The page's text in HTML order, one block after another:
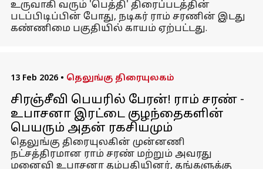
உருவாகி வரும் 'பெத்தி' திரைப்படத்தின்
படப்பிடிப்பின் போது, நடிகர் ராம் சரணின் இடது
கண்ணிமை பகுதியில் காயம் ஏற்பட்டது.
13 Feb 2026 • தெலுங்கு திரையுலகம்
சிரஞ்சீவி பெயரில் பேரன்! ராம் சரண் -
உபாசனா இரட்டை குழந்தைகளின்
பெயரும் அதன் ரகசியமும்
தெலுங்கு திரையுலகின் முன்னணி
நட்சத்திரமான ராம் சரண் மற்றும் அவரது
மனைவி உபாசனா தம்பதியினர், தங்களுக்கு